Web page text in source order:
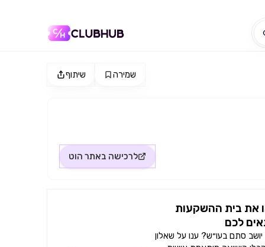
שיתוף שמירה
לרכישה באתר הוט
את בית ההשקעות
לכם
סתם בעו״ש? ענו על שאלון